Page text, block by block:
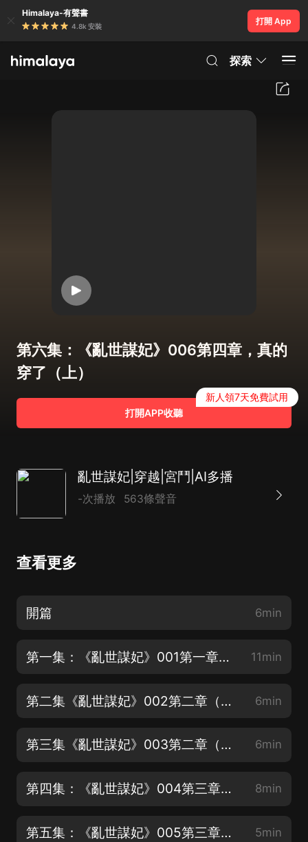
Himalaya-有聲書
4.8k 安裝
打開 App
探索
第六集：《亂世謀妃》006第四章，真的
穿了（上）
打開APP收聽
新人領7天免費試用
亂世謀妃|穿越|宮鬥|AI多播
-次播放 563條聲音
查看更多
開篇 6min
第一集：《亂世謀妃》001第一章，前塵往事 11min
第二集《亂世謀妃》002第二章（上）語言不通的后果 6min
第三集《亂世謀妃》003第二章（下）語言不通的后果 6min
第四集：《亂世謀妃》004第三章小孩子惹的禍（上） 8min
第五集：《亂世謀妃》005第三章，小孩子惹的禍(下) 5min